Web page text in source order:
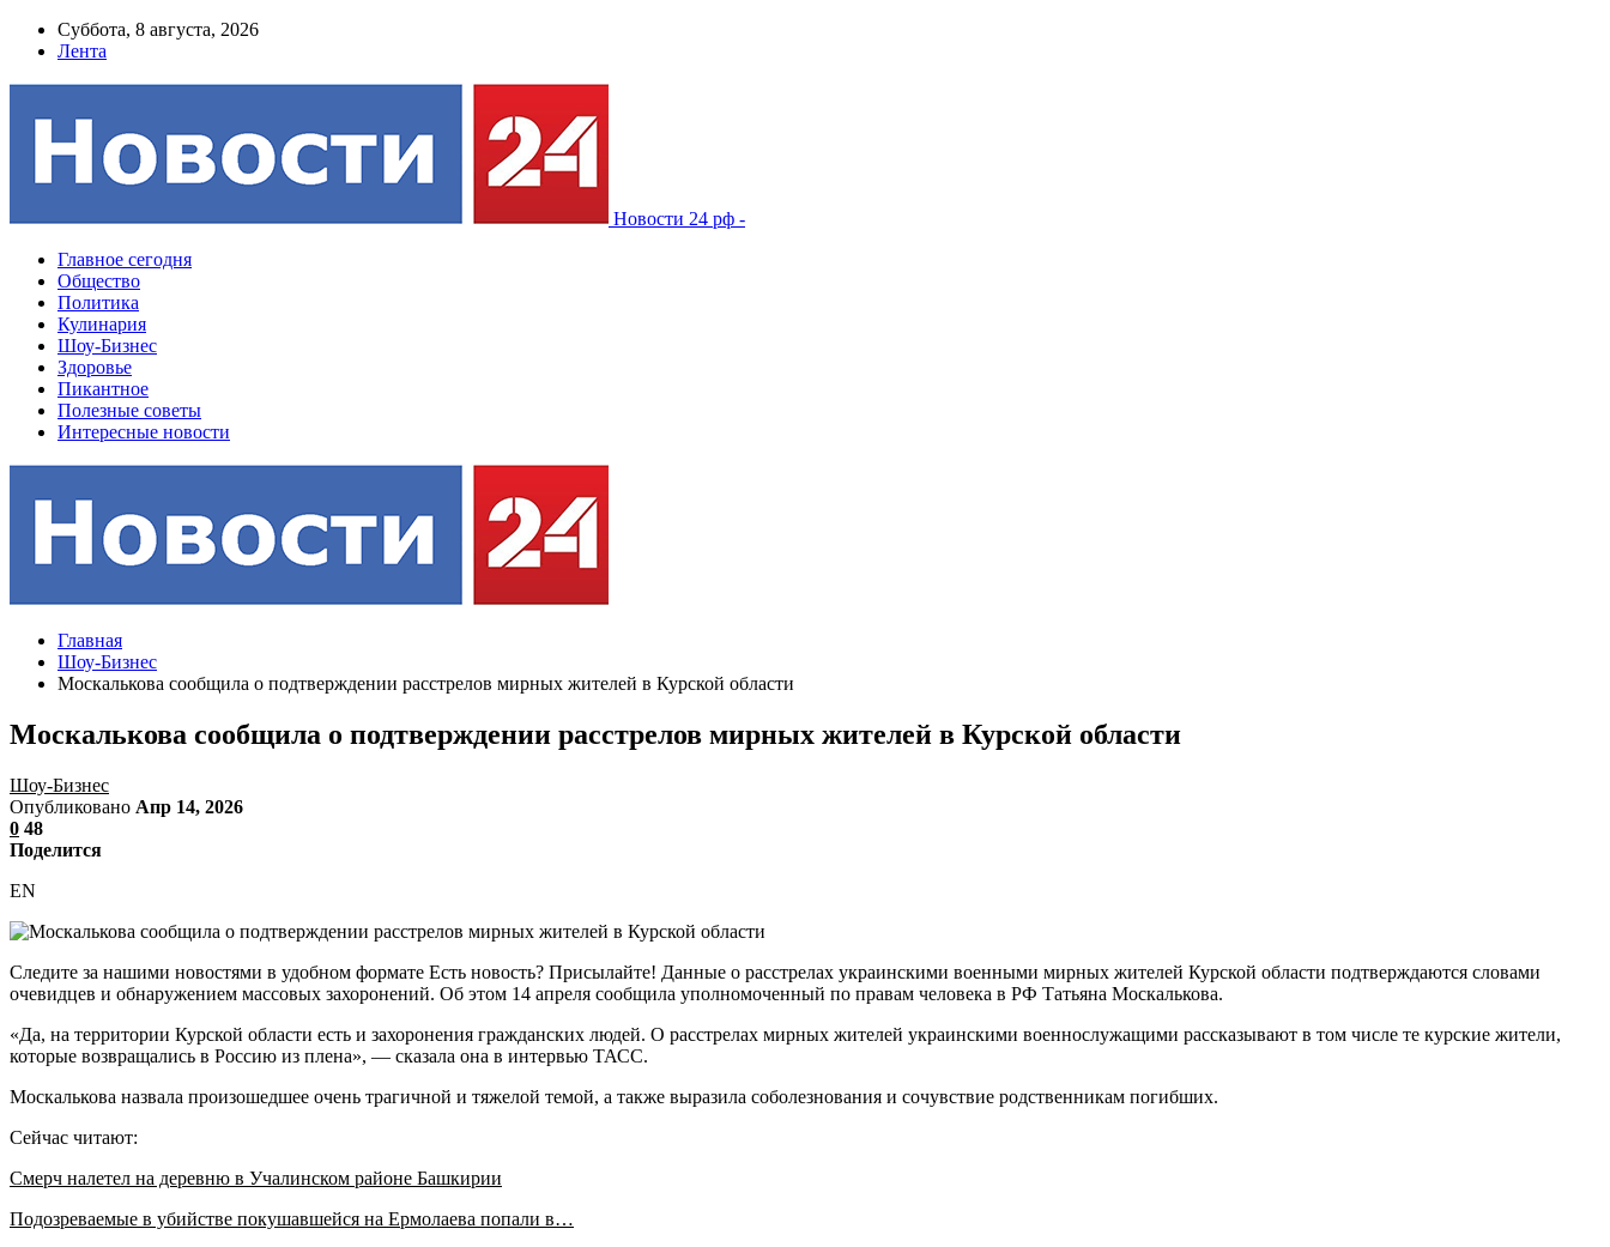
Суббота, 8 августа, 2026
Лента
Новости 24 рф -
Главное сегодня
Общество
Политика
Кулинария
Шоу-Бизнес
Здоровье
Пикантное
Полезные советы
Интересные новости
Главная
Шоу-Бизнес
Москалькова сообщила о подтверждении расстрелов мирных жителей в Курской области
Москалькова сообщила о подтверждении расстрелов мирных жителей в Курской области
Шоу-Бизнес
Опубликовано Апр 14, 2026
0 48
Поделится
EN
Следите за нашими новостями в удобном формате Есть новость? Присылайте! Данные о расстрелах украинскими военными мирных жителей Курской области подтверждаются словами
очевидцев и обнаружением массовых захоронений. Об этом 14 апреля сообщила уполномоченный по правам человека в РФ Татьяна Москалькова.
«Да, на территории Курской области есть и захоронения гражданских людей. О расстрелах мирных жителей украинскими военнослужащими рассказывают в том числе те курские жители,
которые возвращались в Россию из плена», — сказала она в интервью ТАСС.
Москалькова назвала произошедшее очень трагичной и тяжелой темой, а также выразила соболезнования и сочувствие родственникам погибших.
Сейчас читают:
Смерч налетел на деревню в Учалинском районе Башкирии
Подозреваемые в убийстве покушавшейся на Ермолаева попали в…